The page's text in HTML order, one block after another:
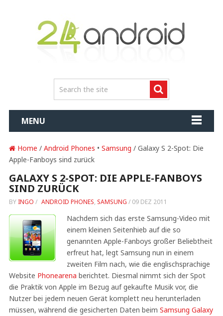
MENU
Home / Android Phones • Samsung / Galaxy S 2-Spot: Die
Apple-Fanboys sind zurück
GALAXY S 2-SPOT: DIE APPLE-FANBOYS
SIND ZURÜCK
BY INGO / ANDROID PHONES, SAMSUNG / 09 DEZ 2011
Nachdem sich das erste Samsung-Video mit
einem kleinen Seitenhieb auf die so
genannten Apple-Fanboys großer Beliebtheit
erfreut hat, legt Samsung nun in einem
zweiten Film nach, wie die englischsprachige
Website Phonearena berichtet. Diesmal nimmt sich der Spot
die Praktik von Apple im Bezug auf gekaufte Musik vor, die
Nutzer bei jedem neuen Gerät komplett neu herunterladen
müssen, während die gesicherten Daten beim Samsung Galaxy